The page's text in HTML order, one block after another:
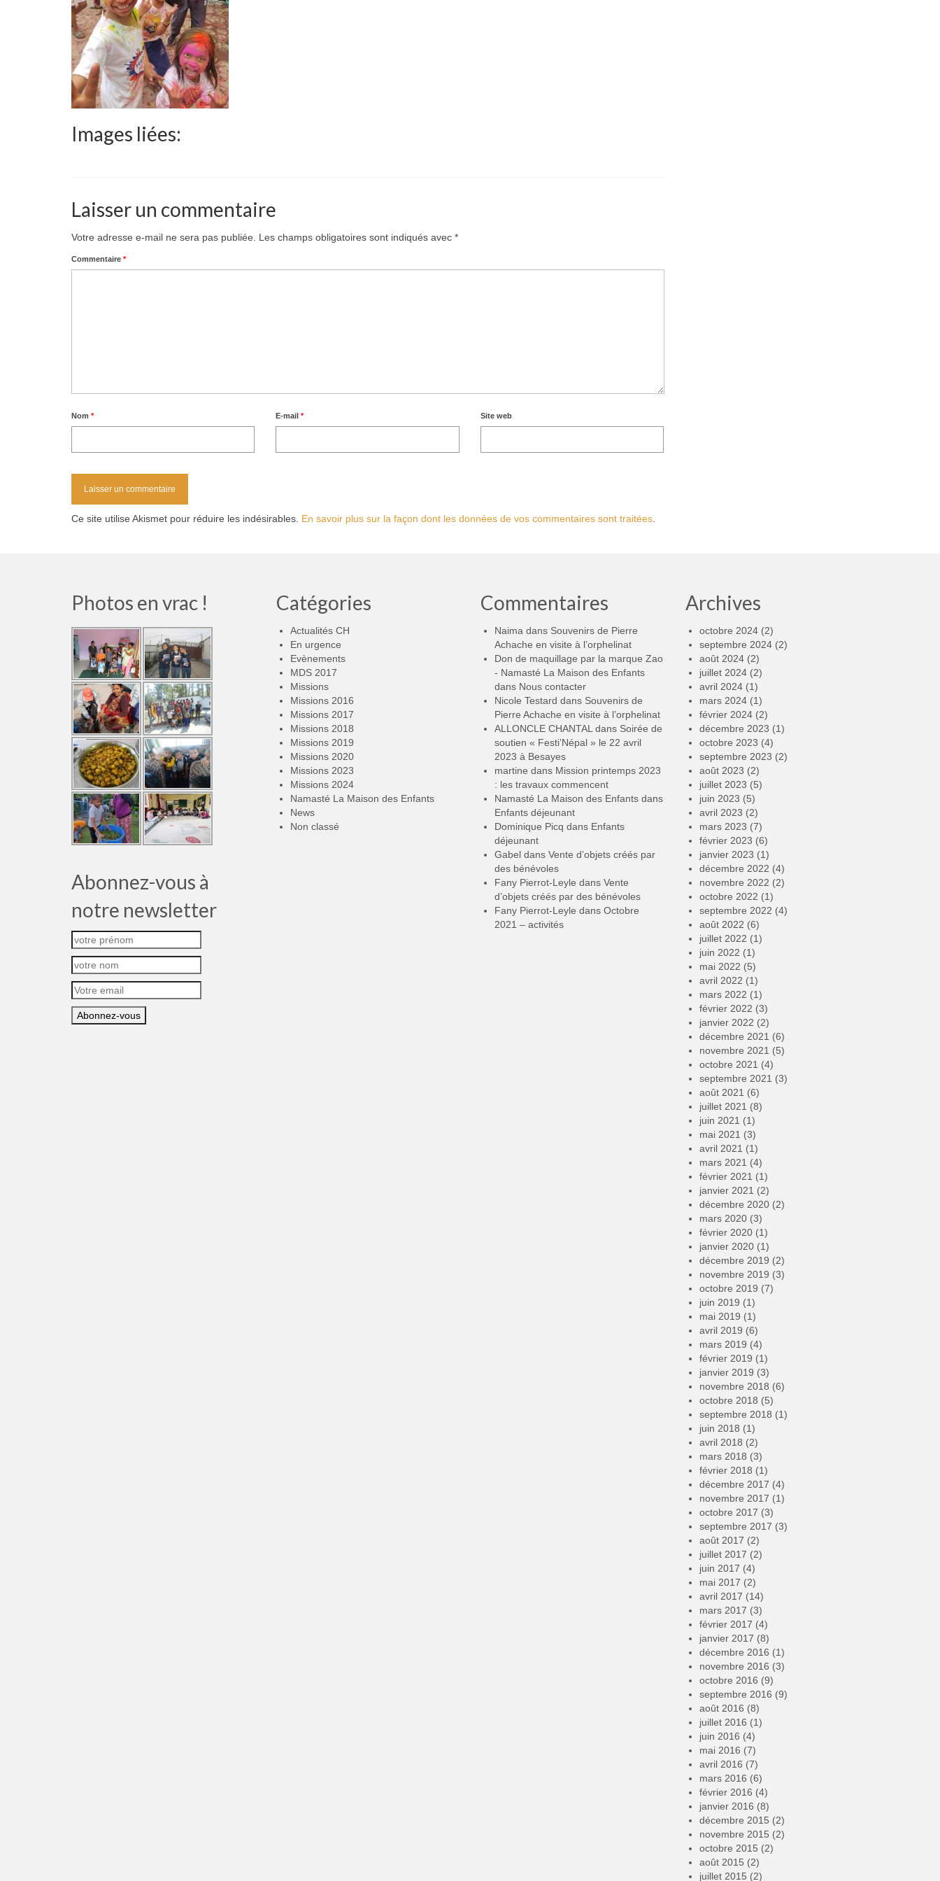
Images liées:
Laisser un commentaire
Votre adresse e-mail ne sera pas publiée. Les champs obligatoires sont indiqués avec *
Commentaire *
Nom * E-mail* Site web
Ce site utilise Akismet pour réduire les indésirables. En savoir plus sur la façon dont les données de vos commentaires sont traitées
Photos en vrac !
Abonnez-vous à
notre newsletter
Catégories
Actualités CH
En urgence
Evènements
MDS 2017
Missions
Missions 2016
Missions 2017
Missions 2018
Missions 2019
Missions 2020
Missions 2023
Missions 2024
Namasté La Maison des Enfants
News
Non classé
Commentaires
Naima dans Souvenirs de Pierre
Achache en visite à l’orphelinat
Don de maquillage par la marque Zao
- Namasté La Maison des Enfants
dans Nous contacter
Nicole Testard dans Souvenirs de
Pierre Achache en visite à l’orphelinat
ALLONCLE CHANTAL dans Soirée de
soutien « Festi’Népal » le 22 avril
2023 à Besayes
martine dans Mission printemps 2023
: les travaux commencent
Namasté La Maison des Enfants dans
Enfants déjeunant
Dominique Picq dans Enfants
déjeunant
Gabel dans Vente d’objets créés par
des bénévoles
Fany Pierrot-Leyle dans Vente
d’objets créés par des bénévoles
Fany Pierrot-Leyle dans Octobre
2021 – activités
Archives
octobre 2024(2)
septembre 2024(2)
août 2024(2)
juillet 2024(2)
avril 2024(1)
mars 2024(1)
février 2024(2)
décembre 2023 (1)
octobre 2023 (4)
septembre 2023 (2)
août 2023 (2)
juillet 2023 (5)
juin 2023 (5)
avril 2023 (2)
mars 2023 (7)
février 2023 (6)
janvier 2023 (1)
décembre 2022 (4)
novembre 2022 (2)
octobre 2022 (1)
septembre 2022 (4)
août 2022 (6)
juillet 2022 (1)
juin 2022 (1)
mai 2022 (5)
avril 2022 (1)
mars 2022 (1)
février 2022 (3)
janvier 2022 (2)
décembre 2021 (6)
novembre 2021 (5)
octobre 2021 (4)
septembre 2021 (3)
août 2021 (6)
juillet 2021 (8)
juin 2021 (1)
mai 2021 (3)
avril 2021 (1)
mars 2021 (4)
février 2021 (1)
janvier 2021 (2)
décembre 2020(2)
mars 2020(3)
février 2020(1)
janvier 2020(1)
décembre 2019 (2)
novembre 2019 (3)
octobre 2019 (7)
juin 2019 (1)
mai 2019 (1)
avril 2019 (6)
mars 2019 (4)
février 2019 (1)
janvier 2019 (3)
novembre 2018 (6)
octobre 2018 (5)
septembre 2018 (1)
juin 2018 (1)
avril 2018 (2)
mars 2018 (3)
février 2018 (1)
décembre 2017 (4)
novembre 2017 (1)
octobre 2017 (3)
septembre 2017 (3)
août 2017 (2)
juillet 2017 (2)
juin 2017 (4)
mai 2017 (2)
avril 2017 (14)
mars 2017 (3)
février 2017 (4)
janvier 2017 (8)
décembre 2016 (1)
novembre 2016 (3)
octobre 2016 (9)
septembre 2016 (9)
août 2016 (8)
juillet 2016 (1)
juin 2016 (4)
mai 2016 (7)
avril 2016 (7)
mars 2016 (6)
février 2016 (4)
janvier 2016 (8)
décembre 2015 (2)
novembre 2015 (2)
octobre 2015 (2)
août 2015 (2)
juillet 2015 (2)